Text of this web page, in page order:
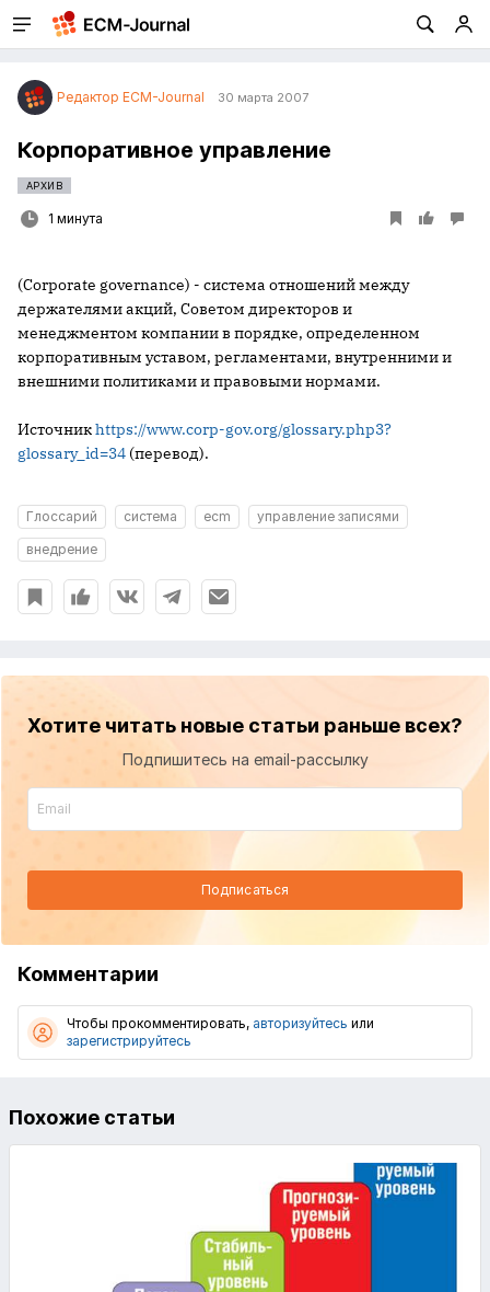
Редактор ECM-Journal 30 марта 2007
Корпоративное управление
АРХИВ
1 минута
(Corporate governance) - система отношений между
держателями акций, Советом директоров и
менеджментом компании в порядке, определенном
корпоративным уставом, регламентами, внутренними и
внешними политиками и правовыми нормами.
Источникhttps://www.corp-gov.org/glossary.php3?
glossary_id=34 (перевод).
Глоссарий система ecm
управление записями
внедрение
Хотите читать новые статьи раньше всех?
Подпишитесь на email-рассылку
Подписаться
Комментарии
Чтобы прокомментировать, авторизуйтесь или
зарегистрируйтесь
Похожие статьи